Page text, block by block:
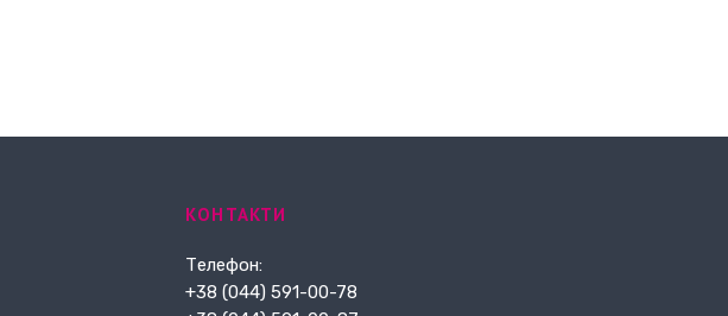
КОНТАКТИ
Телефон:
+38 (044) 591-00-78